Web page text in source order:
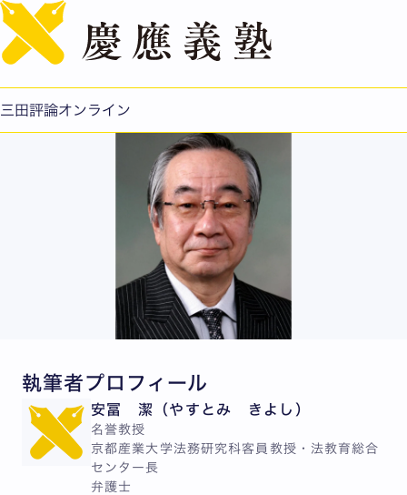
三田評論オンライン
安冨潔：「日本版司法取引」の導入で刑事司法はどう変わ
執筆者プロフィール
安冨 潔（やすとみ きよし）
名誉教授
京都産業大学法務研究科客員教授・法教育総合
センター長
弁護士